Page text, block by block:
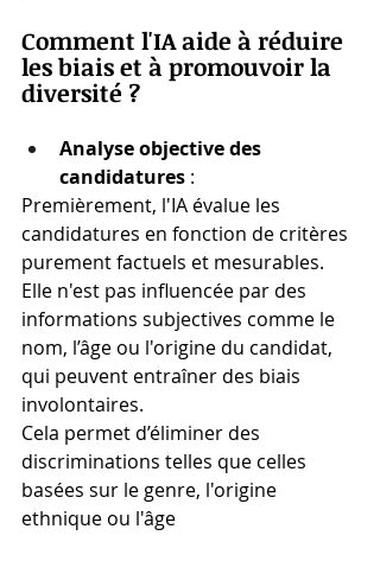
Comment l'IA aide à réduire
les biais et à promouvoir la
diversité ?
Analyse objective des
candidatures :
Premièrement, l'IA évalue les
candidatures en fonction de critères
purement factuels et mesurables.
Elle n'est pas influencée par des
informations subjectives comme le
nom, l’âge ou l'origine du candidat,
qui peuvent entraîner des biais
involontaires.
Cela permet d’éliminer des
discriminations telles que celles
basées sur le genre, l'origine
ethnique ou l'âge​